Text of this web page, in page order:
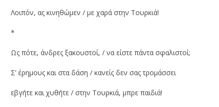
Λοιπόν, ας κινηθώμεν / με χαρά στην Τουρκιά!
*
Ως πότε, άνδρες ξακουστοί, / να είστε πάντα σφαλιστοί;
Σ’ έρημους και στα δάση / κανείς δεν σας τρομάσσει
εβγήτε και χυθήτε / στην Τουρκιά, μπρε παιδιά!